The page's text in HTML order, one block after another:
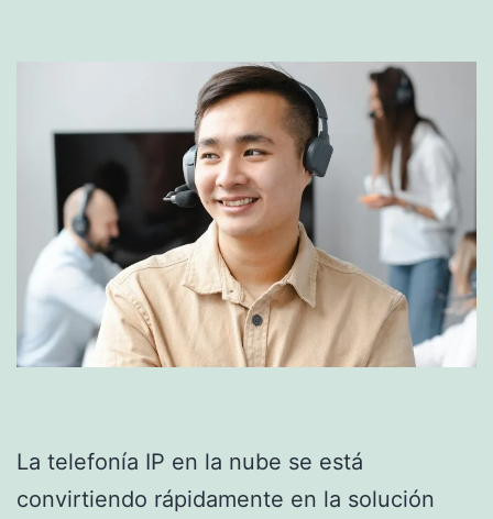
La telefonía IP en la nube se está
convirtiendo rápidamente en la solución